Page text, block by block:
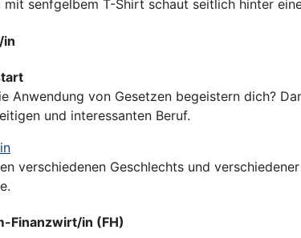
in
Anwendung von Gesetzen begeistern dich?
und interessanten Beruf.
Finanzwirt/in (FH)